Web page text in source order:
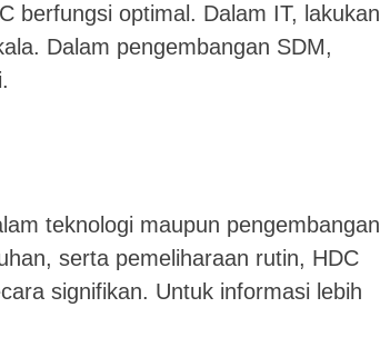
berfungsi optimal. Dalam IT, lakukan
Dalam pengembangan SDM,
teknologi maupun pengembangan
serta pemeliharaan rutin, HDC
signifikan. Untuk informasi lebih